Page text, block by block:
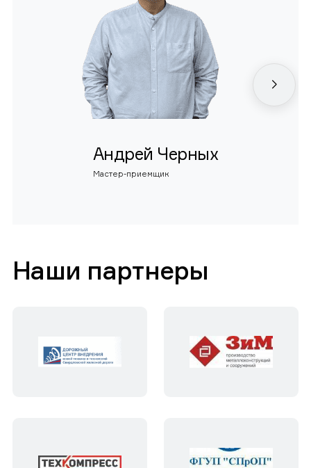
Андрей Черных
Мастер-приемщик
Наши партнеры